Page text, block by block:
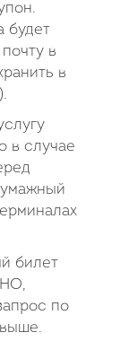
будет
в
в
в случае
билет
по